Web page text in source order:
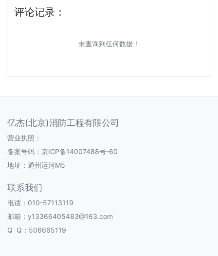
评论记录：
未查询到任何数据！
亿杰(北京)消防工程有限公司
营业执照：
备案号码： 京ICP备14007488号-60
地址：通州运河M5
联系我们
电话：010-57113119
邮箱：y13366405483@163.com
Q Q：506665119